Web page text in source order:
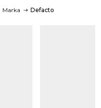
Marka Defacto